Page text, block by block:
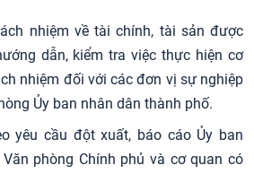
nhiệm về tài chính, tài sản được
dẫn, kiểm tra việc thực hiện cơ
nhiệm đối với các đơn vị sự nghiệp
Ủy ban nhân dân thành phố.
yêu cầu đột xuất, báo cáo Ủy ban
phòng Chính phủ và cơ quan có